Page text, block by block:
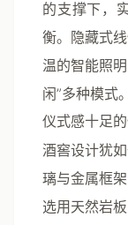
的支撑下，
衡。隐藏式
温的智能照
闲”多种模式。
仪式感十足
酒窖设计犹
璃与金属框
选用天然岩